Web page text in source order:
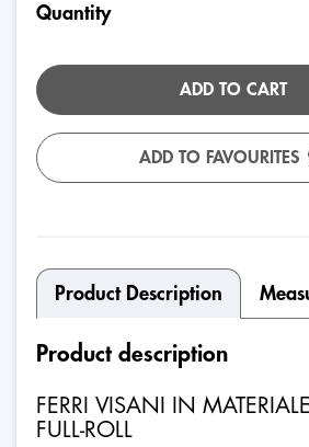
Quantity
ADD TO CART
ADD TO FAVOURITES
Product Description
Product description
FERRI VISANI IN
FULL-ROLL